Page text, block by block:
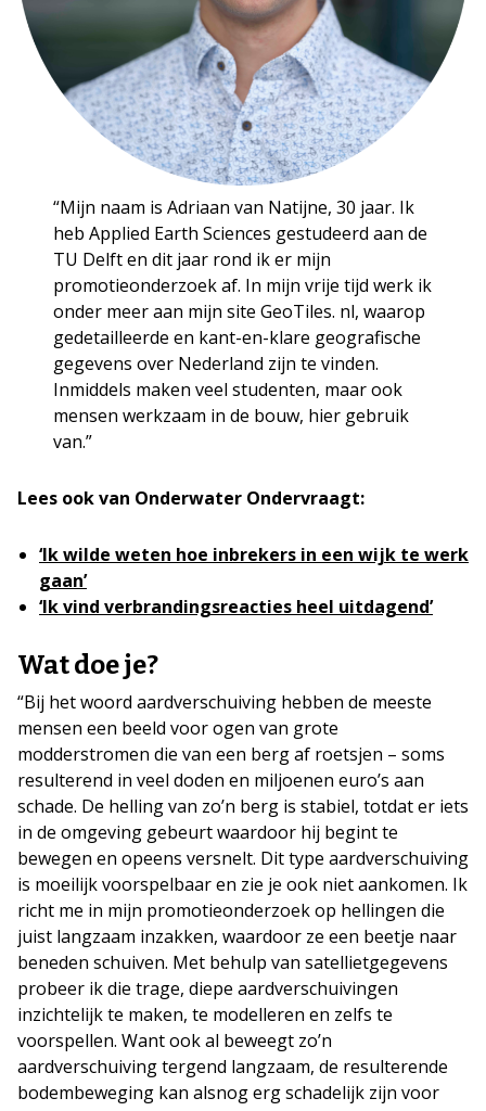
“Mijn naam is Adriaan van Natijne, 30 jaar. Ik
heb Applied Earth Sciences gestudeerd aan de
TU Delft en dit jaar rond ik er mijn
promotieonderzoek af. In mijn vrije tijd werk ik
onder meer aan mijn site GeoTiles. nl, waarop
gedetailleerde en kant-en-klare geografische
gegevens over Nederland zijn te vinden.
Inmiddels maken veel studenten, maar ook
mensen werkzaam in de bouw, hier gebruik
van.”
Lees ook van Onderwater Ondervraagt:
‘Ik wilde weten hoe inbrekers in een wijk te werk
gaan’
‘Ik vind verbrandingsreacties heel uitdagend’
Wat doe je?
“Bij het woord aardverschuiving hebben de meeste
mensen een beeld voor ogen van grote
modderstromen die van een berg af roetsjen – soms
resulterend in veel doden en miljoenen euro’s aan
schade. De helling van zo’n berg is stabiel, totdat er iets
in de omgeving gebeurt waardoor hij begint te
bewegen en opeens versnelt. Dit type aardverschuiving
is moeilijk voorspelbaar en zie je ook niet aankomen. Ik
richt me in mijn promotieonderzoek op hellingen die
juist langzaam inzakken, waardoor ze een beetje naar
beneden schuiven. Met behulp van satellietgegevens
probeer ik die trage, diepe aardverschuivingen
inzichtelijk te maken, te modelleren en zelfs te
voorspellen. Want ook al beweegt zo’n
aardverschuiving tergend langzaam, de resulterende
bodembeweging kan alsnog erg schadelijk zijn voor